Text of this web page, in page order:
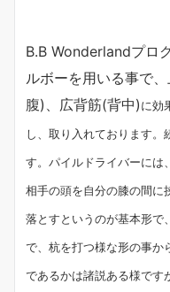
B.B Wonderlandプロ
ルボーを用いる事で
腹)、広背筋(背中) に効
し、取り入れております。
す。パイルドライバーには
相手の頭を自分の膝の間に
落とすというのが基本形で
で、杭を打つ様な形の事か
であるかは諸説ある様です